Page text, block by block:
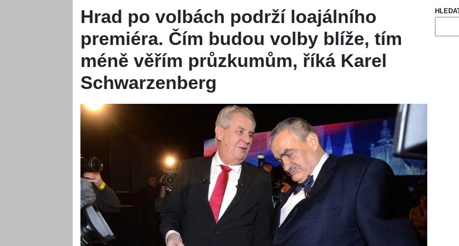
Hrad po volbách podrží loajálního
premiéra. Čím budou volby blíže, tím
méně věřím průzkumům, říká Karel
Schwarzenberg